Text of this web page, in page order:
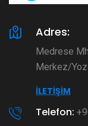
Adres:
Medrese
Merkez/
İLETIŞIM
Telefon: